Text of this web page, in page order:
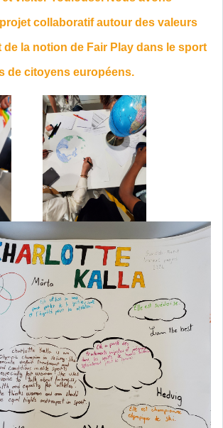
collaboratif autour des valeurs
de la notion de Fair Play dans le sport
de citoyens européens.